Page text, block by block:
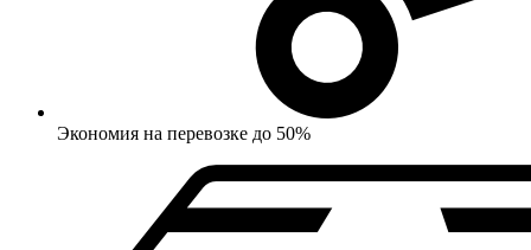
Экономия на перевозке до 50%